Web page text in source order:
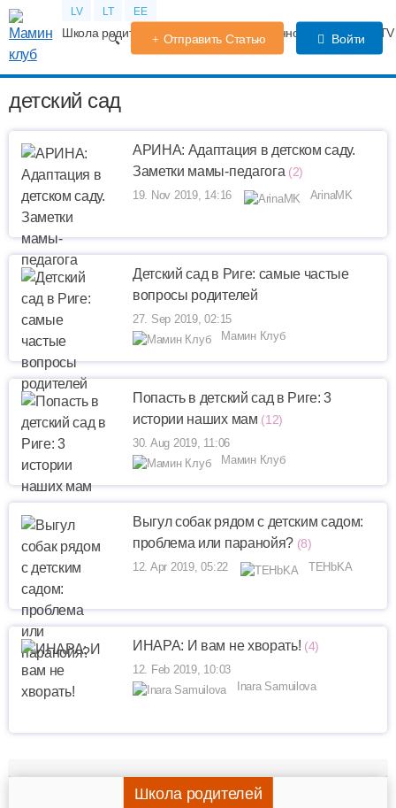
LV LT EE
Школа родителей Календарь беременности Форум
Отправить Статью Войти
детский сад
АРИНА: Адаптация в детском саду.
Заметки мамы-педагога (2)
19. Nov 2019, 14:16 ArinaMK
Детский сад в Риге: самые частые
вопросы родителей
27. Sep 2019, 02:15
Мамин Клуб
Попасть в детский сад в Риге: 3
истории наших мам (12)
30. Aug 2019, 11:06
Мамин Клуб
Выгул собак рядом с детским садом:
проблема или паранойя? (8)
12. Apr 2019, 05:22 TEHbKA
ИНАРА: И вам не хворать! (4)
12. Feb 2019, 10:03
Inara Samuilova
Школа родителей